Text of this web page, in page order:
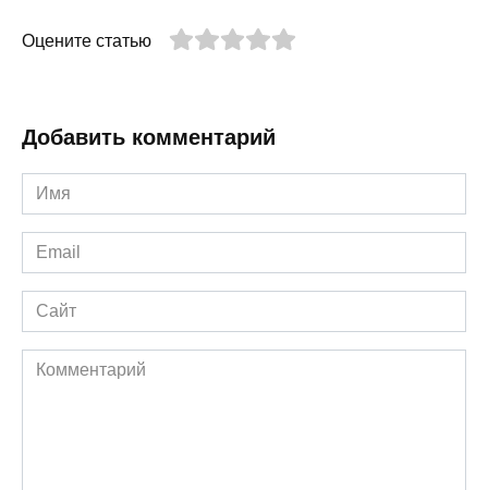
Оцените статью
Добавить комментарий
Имя
*
Email
*
Сайт
Комментарий